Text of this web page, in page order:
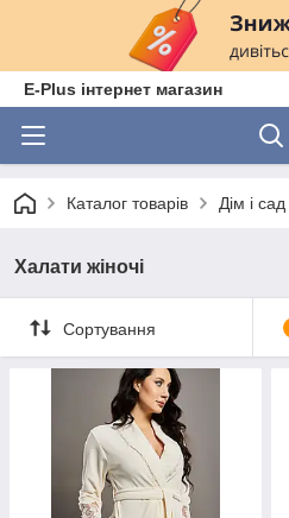
E-Plus інтернет магазин
Каталог товарів Дім і сад
Халати жіночі
Сортування